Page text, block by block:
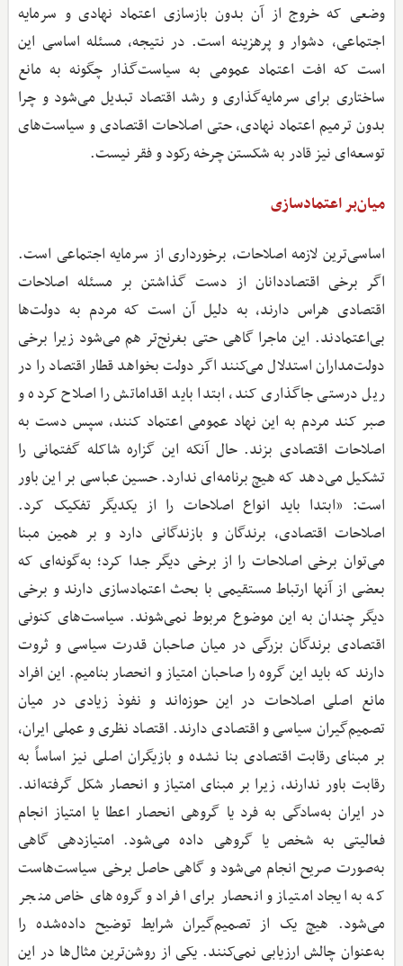
وضعی که خروج از آن بدون بازسازی اعتماد نهادی و سرمایه
اجتماعی، دشوار و پرهزینه است. در نتیجه، مسئله اساسی این
است که افت اعتماد عمومی به سیاست‌گذار چگونه به مانع
ساختاری برای سرمایه‌گذاری و رشد اقتصاد تبدیل می‌شود و چرا
بدون ترمیم اعتماد نهادی، حتی اصلاحات اقتصادی و سیاست‌های
توسعه‌ای نیز قادر به شکستن چرخه رکود و فقر نیست.
میان‌بر اعتمادسازی
اساسی‌ترین لازمه اصلاحات، برخورداری از سرمایه اجتماعی است.
اگر برخی اقتصاددانان از دست گذاشتن بر مسئله اصلاحات
اقتصادی هراس دارند، به دلیل آن است که مردم به دولت‌ها
بی‌اعتمادند. این ماجرا گاهی حتی بغرنج‌تر هم می‌شود زیرا برخی
دولت‌مداران استدلال می‌کنند اگر دولت بخواهد قطار اقتصاد را در
ریل درستی جاگذاری کند، ابتدا باید اقداماتش را اصلاح کرده و
صبر کند مردم به این نهاد عمومی اعتماد کنند، سپس دست به
اصلاحات اقتصادی بزند. حال آنکه این گزاره شاکله گفتمانی را
تشکیل می‌دهد که هیچ برنامه‌ای ندارد. حسین عباسی بر این باور
است: «ابتدا باید انواع اصلاحات را از یکدیگر تفکیک کرد.
اصلاحات اقتصادی، برندگان و بازندگانی دارد و بر همین مبنا
می‌توان برخی اصلاحات را از برخی دیگر جدا کرد؛ به‌گونه‌ای که
بعضی از آنها ارتباط مستقیمی با بحث اعتمادسازی دارند و برخی
دیگر چندان به این موضوع مربوط نمی‌شوند. سیاست‌های کنونی
اقتصادی برندگان بزرگی در میان صاحبان قدرت سیاسی و ثروت
دارند که باید این گروه را صاحبان امتیاز و انحصار بنامیم. این افراد
مانع اصلی اصلاحات در این حوزه‌اند و نفوذ زیادی در میان
تصمیم‌گیران سیاسی و اقتصادی دارند. اقتصاد نظری و عملی ایران،
بر مبنای رقابت اقتصادی بنا نشده و بازیگران اصلی نیز اساساً به
رقابت باور ندارند، زیرا بر مبنای امتیاز و انحصار شکل گرفته‌اند.
در ایران به‌سادگی به فرد یا گروهی انحصار اعطا یا امتیاز انجام
فعالیتی به شخص یا گروهی داده می‌شود. امتیازدهی گاهی
به‌صورت صریح انجام می‌شود و گاهی حاصل برخی سیاست‌هاست
که به ایجاد امتیاز و انحصار برای افراد و گروه‌های خاص منجر
می‌شود. هیچ یک از تصمیم‌گیران شرایط توضیح داده‌شده را
به‌عنوان چالش ارزیابی نمی‌کنند. یکی از روشن‌ترین مثال‌ها در این